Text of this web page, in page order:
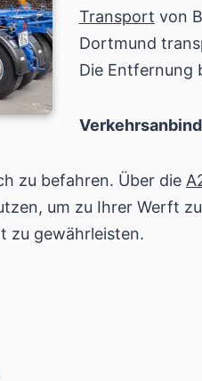
Transport von
Dortmund
Die Entfernung
zu befahren. Über die
um zu Ihrer Werft
zu gewährleisten.